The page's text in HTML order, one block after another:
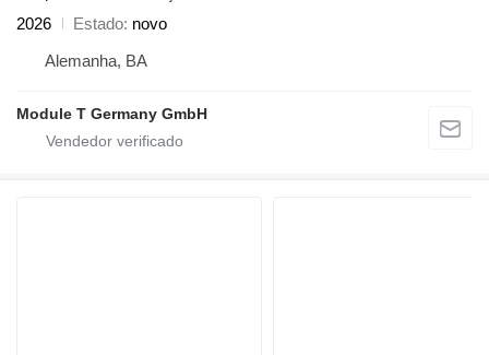
2026
Estado novo
Alemanha, BA
Module T Germany GmbH